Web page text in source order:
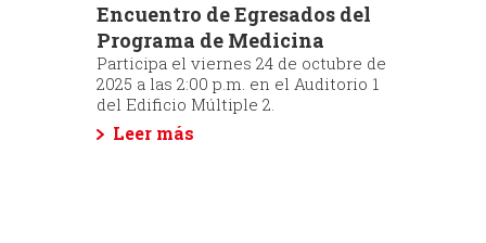
Encuentro de Egresados del
Programa de Medicina
Participa el viernes 24 de octubre de
2025 a las 2:00 p.m. en el Auditorio 1
del Edificio Múltiple 2.
Leer más